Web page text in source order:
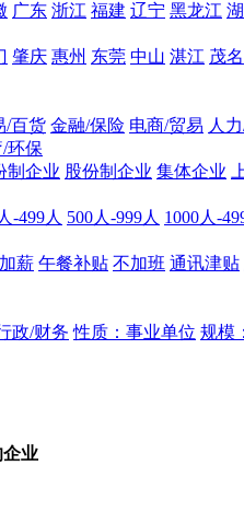
广东 浙江 福建 辽宁 黑龙江
肇庆 惠州 东莞 中山 湛江 茂名
/百货 金融/保险 电商/贸易 人
/环保
制企业 股份制企业 集体企业
-499人 500人-999人 1000人-
薪 午餐补贴 不加班 通讯津贴
政/财务 性质：事业单位 规模
业